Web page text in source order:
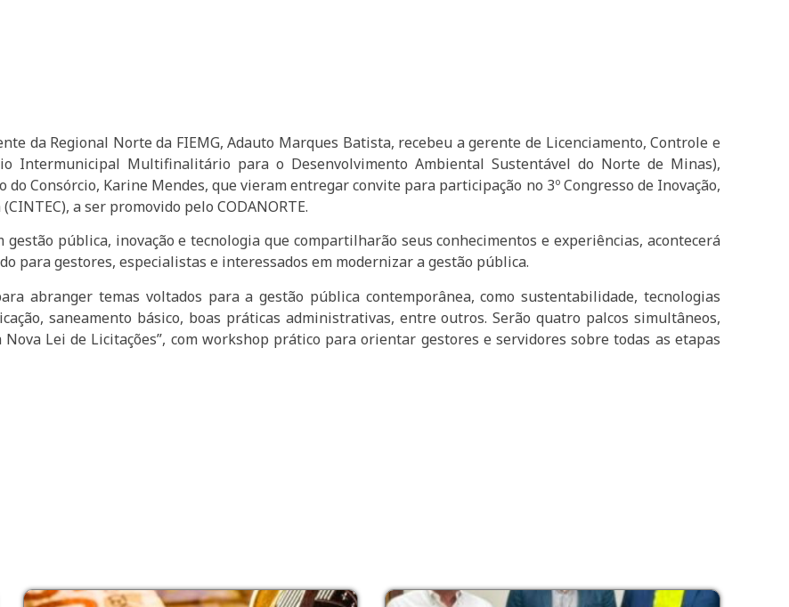
da Regional Norte da FIEMG, Adauto Marques Batista, recebeu a gerente de Licenciamento, Controle e
Intermunicipal Multifinalitário para o Desenvolvimento Ambiental Sustentável do Norte de Minas),
do Consórcio, Karine Mendes, que vieram entregar convite para participação no 3º Congresso de Inovação,
a ser promovido pelo CODANORTE.
pública, inovação e tecnologia que compartilharão seus conhecimentos e experiências, acontecerá
para gestores, especialistas e interessados em modernizar a gestão pública.
abranger temas voltados para a gestão pública contemporânea, como sustentabilidade, tecnologias
saneamento básico, boas práticas administrativas, entre outros. Serão quatro palcos simultâneos,
Lei de Licitações”, com workshop prático para orientar gestores e servidores sobre todas as etapas